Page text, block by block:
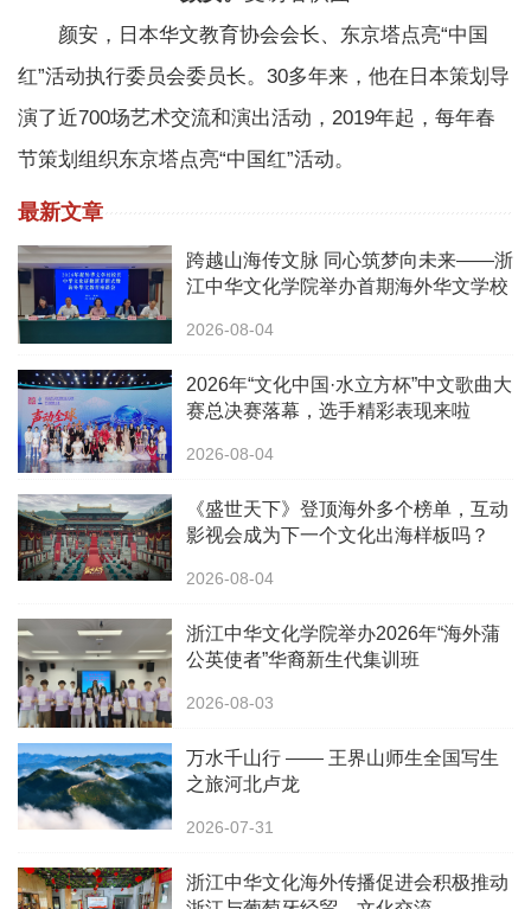
颜安，日本华文教育协会会长、东京塔点亮“中国
红”活动执行委员会委员长。30多年来，他在日本策划导
演了近700场艺术交流和演出活动，2019年起，每年春
节策划组织东京塔点亮“中国红”活动。
最新文章
跨越山海传文脉 同心筑梦向未来——浙
江中华文化学院举办首期海外华文学校
2026-08-04
2026年“文化中国·水立方杯”中文歌曲大
赛总决赛落幕，选手精彩表现来啦
2026-08-04
《盛世天下》登顶海外多个榜单，互动
影视会成为下一个文化出海样板吗？
2026-08-04
浙江中华文化学院举办2026年“海外蒲
公英使者”华裔新生代集训班
2026-08-03
万水千山行 —— 王界山师生全国写生
之旅河北卢龙
2026-07-31
浙江中华文化海外传播促进会积极推动